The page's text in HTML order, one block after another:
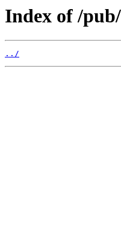
Index of /
../